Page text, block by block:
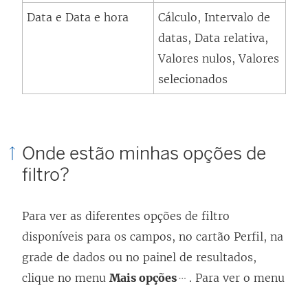
Data e Data e hora
Cálculo, Intervalo de
datas, Data relativa,
Valores nulos, Valores
selecionados
Onde estão minhas opções de
filtro?
Para ver as diferentes opções de filtro
disponíveis para os campos, no cartão Perfil, na
grade de dados ou no painel de resultados,
clique no menu Mais opções
. Para ver o menu